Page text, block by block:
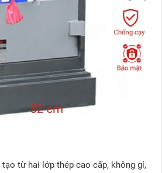
từ hai lớp thép cao cấp, không gỉ,